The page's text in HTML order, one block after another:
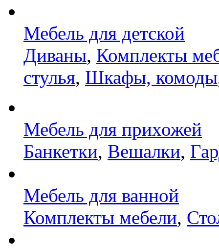
Мебель для детской
Диваны, Комплекты
стулья, Шкафы, комоды
Мебель для прихожей
Банкетки, Вешалки,
Мебель для ванной
Комплекты мебели,